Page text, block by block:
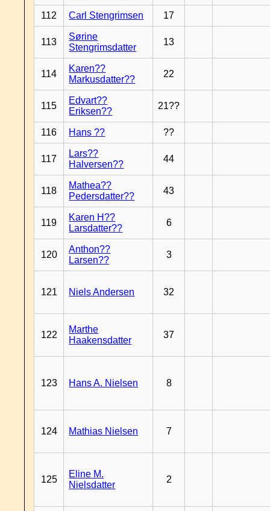
112 Carl Stengrimsen 17
113
Sørine
Stengrimsdatter
13
114
Karen??
Markusdatter??
22
115
Edvart??
Eriksen??
21??
116 Hans ?? ??
117
Lars??
Halversen??
44
118
Mathea??
Pedersdatter??
43
119
Karen H??
Larsdatter??
6
120
Anthon??
Larsen??
3
121 Niels Andersen 32
122
Marthe
Haakensdatter
37
123 Hans A. Nielsen 8
124 Mathias Nielsen 7
125
Eline M.
Nielsdatter
2